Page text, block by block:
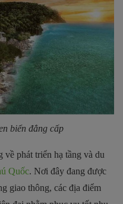
biển đẳng cấp
phát triển hạ tầng và du
Quốc. Nơi đây đang được
giao thông, các địa điểm